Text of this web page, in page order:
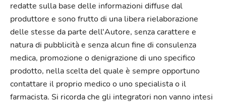
redatte sulla base delle informazioni diffuse dal
produttore e sono frutto di una libera rielaborazione
delle stesse da parte dell'Autore, senza carattere e
natura di pubblicità e senza alcun fine di consulenza
medica, promozione o denigrazione di uno specifico
prodotto, nella scelta del quale è sempre opportuno
contattare il proprio medico o uno specialista o il
farmacista. Si ricorda che gli integratori non vanno intesi